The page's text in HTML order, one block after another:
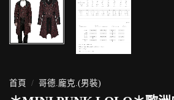
首頁 / 哥德.龐克.(男裝)